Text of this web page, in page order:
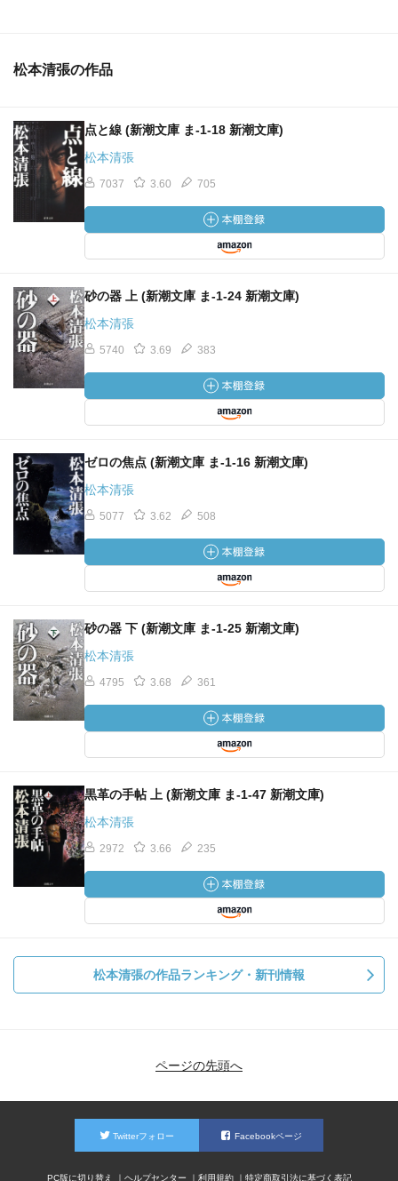
松本清張の作品
点と線 (新潮文庫 ま-1-18 新潮文庫)
松本清張
7037 3.60 705
砂の器 上 (新潮文庫 ま-1-24 新潮文庫)
松本清張
5740 3.69 383
ゼロの焦点 (新潮文庫 ま-1-16 新潮文庫)
松本清張
5077 3.62 508
砂の器 下 (新潮文庫 ま-1-25 新潮文庫)
松本清張
4795 3.68 361
黒革の手帖 上 (新潮文庫 ま-1-47 新潮文庫)
松本清張
2972 3.66 235
松本清張の作品ランキング・新刊情報
ページの先頭へ
Twitterフォロー Facebookページ
PC版に切り替え ヘルプセンター 利用規約 特定商取引法に基づく表記